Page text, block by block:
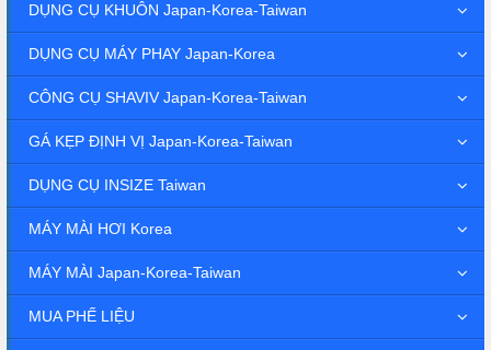
DỤNG CỤ KHUÔN Japan-Korea-Taiwan
DỤNG CỤ MÁY PHAY Japan-Korea
CÔNG CỤ SHAVIV Japan-Korea-Taiwan
GÁ KẸP ĐỊNH VỊ Japan-Korea-Taiwan
DỤNG CỤ INSIZE Taiwan
MÁY MÀI HƠI Korea
MÁY MÀI Japan-Korea-Taiwan
MUA PHẾ LIỆU